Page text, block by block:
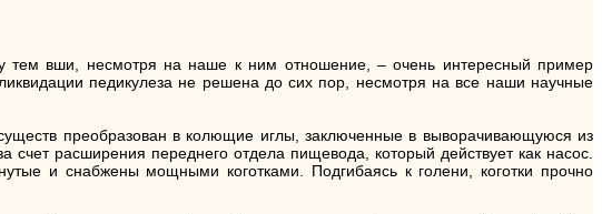
тем вши, несмотря на наше к ним отношение, – очень интересный пример
педикулеза не решена до сих пор, несмотря на все наши научные
преобразован в колющие иглы, заключенные в выворачивающуюся из
расширения переднего отдела пищевода, который действует как насос.
и снабжены мощными коготками. Подгибаясь к голени, коготки прочно